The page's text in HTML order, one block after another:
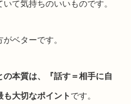
て気持ちのいいものです。
ベターです。
の本質は、『話す＝相手に自
大切なポイントです。